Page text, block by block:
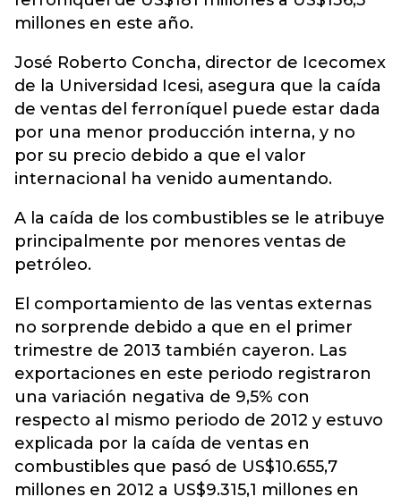
millones en este año.
José Roberto Concha, director de Icecomex
de la Universidad Icesi, asegura que la caída
de ventas del ferroníquel puede estar dada
por una menor producción interna, y no
por su precio debido a que el valor
internacional ha venido aumentando.
A la caída de los combustibles se le atribuye
principalmente por menores ventas de
petróleo.
El comportamiento de las ventas externas
no sorprende debido a que en el primer
trimestre de 2013 también cayeron. Las
exportaciones en este periodo registraron
una variación negativa de 9,5% con
respecto al mismo periodo de 2012 y estuvo
explicada por la caída de ventas en
combustibles que pasó de US$10.655,7
millones en 2012 a US$9.315,1 millones en